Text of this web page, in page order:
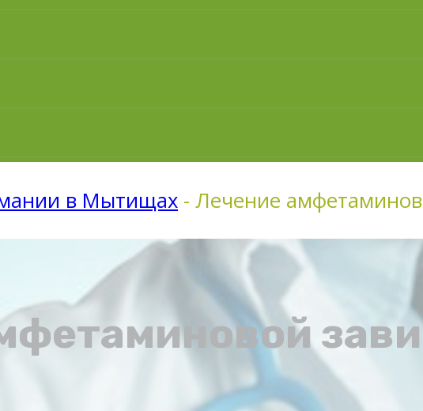
в Мытищах - Лечение